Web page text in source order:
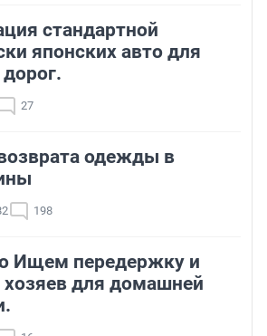
стандартной
японских авто для
27
одежды в
198
Ищем передержку и
для домашней